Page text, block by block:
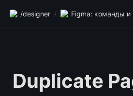
/designer /
Duplicate